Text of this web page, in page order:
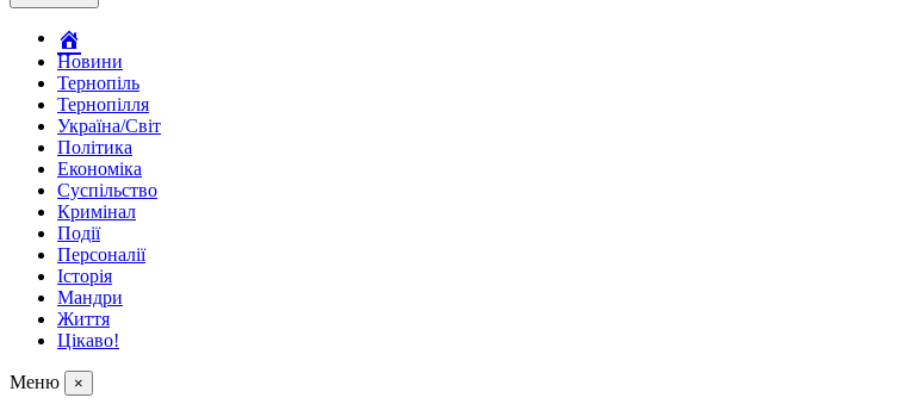
Новини
Тернопіль
Тернопілля
Україна/Світ
Політика
Економіка
Суспільство
Кримінал
Події
Персоналії
Історія
Мандри
Життя
Цікаво!
Меню ×